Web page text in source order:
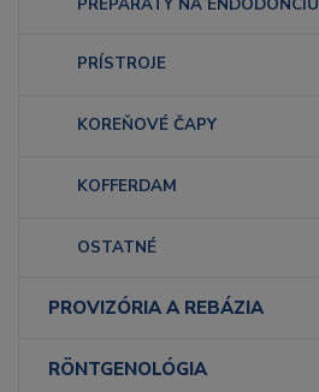
PRÍSTROJE
KOREŇOVÉ ČAPY
KOFFERDAM
OSTATNÉ
PROVIZÓRIA A REBÁZIA
RÖNTGENOLÓGIA